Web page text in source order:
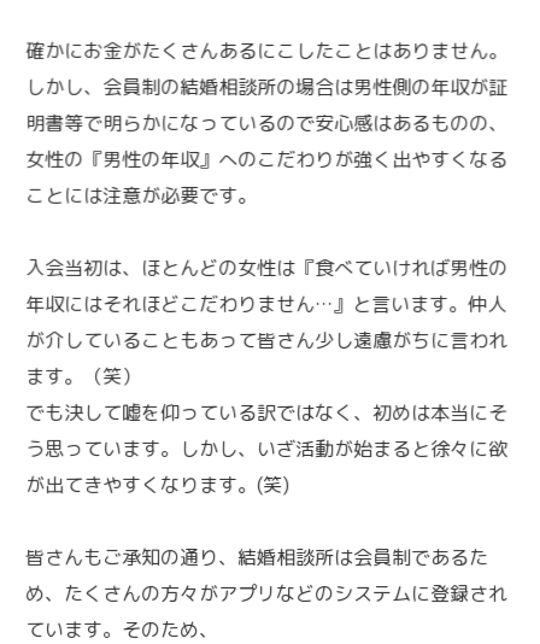
確かにお金がたくさんあるにこしたことはありません。
しかし、会員制の結婚相談所の場合は男性側の年収が証
明書等で明らかになっているので安心感はあるものの、
女性の『男性の年収』へのこだわりが強く出やすくなる
ことには注意が必要です。
入会当初は、ほとんどの女性は『食べていければ男性の
年収にはそれほどこだわりません…』と言います。仲人
が介していることもあって皆さん少し遠慮がちに言われ
ます。（笑）
でも決して嘘を仰っている訳ではなく、初めは本当にそ
う思っています。しかし、いざ活動が始まると徐々に欲
が出てきやすくなります。(笑)
皆さんもご承知の通り、結婚相談所は会員制であるた
め、たくさんの方々がアプリなどのシステムに登録され
ています。そのため、